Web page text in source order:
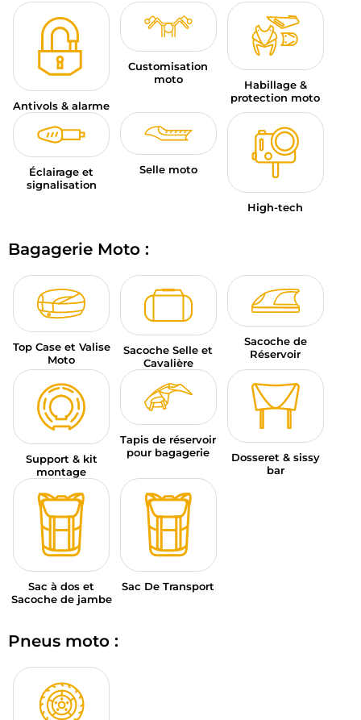
Antivols & alarme
Customisation
moto
Habillage &
protection moto
Éclairage et
signalisation
Selle moto
High-tech
Bagagerie Moto :
Top Case et Valise
Moto
Sacoche Selle et
Cavalière
Sacoche de
Réservoir
Support & kit
montage
Tapis de réservoir
pour bagagerie
Dosseret & sissy
bar
Sac à dos et
Sacoche de jambe
Sac De Transport
Pneus moto :